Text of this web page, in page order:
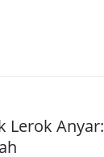
Lerok Anyar: